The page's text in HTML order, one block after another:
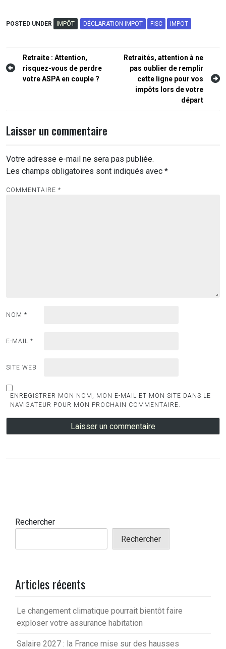
POSTED UNDER IMPÔT DÉCLARATION IMPOT FISC IMPOT
Navigation
de
Retraite : Attention,
risquez-vous de perdre
votre ASPA en couple ?
Retraités, attention à ne
pas oublier de remplir
cette ligne pour vos
impôts lors de votre
départ
Laisser un commentaire
Votre adresse e-mail ne sera pas publiée.
Les champs obligatoires sont indiqués avec *
COMMENTAIRE *
NOM *
E-MAIL *
SITE WEB
ENREGISTRER MON NOM, MON E-MAIL ET MON SITE DANS LE
NAVIGATEUR POUR MON PROCHAIN COMMENTAIRE.
Rechercher
Rechercher
Articles récents
Le changement climatique pourrait bientôt faire
exploser votre assurance habitation
Salaire 2027 : la France mise sur des hausses